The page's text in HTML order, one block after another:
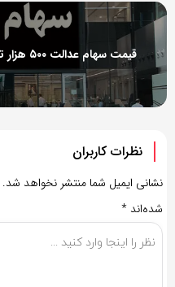
نظرات کاربران
نشانی ایمیل شما منتشر نخواهد شد.
شده‌اند *